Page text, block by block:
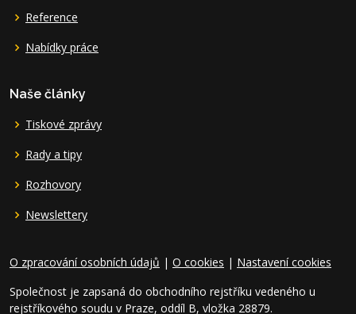
Reference
Nabídky práce
Naše články
Tiskové zprávy
Rady a tipy
Rozhovory
Newslettery
O zpracování osobních údajů | O cookies | Nastavení cookies
Společnost je zapsaná do obchodního rejstříku vedeného u
rejstříkového soudu v Praze, oddíl B, vložka 28879.